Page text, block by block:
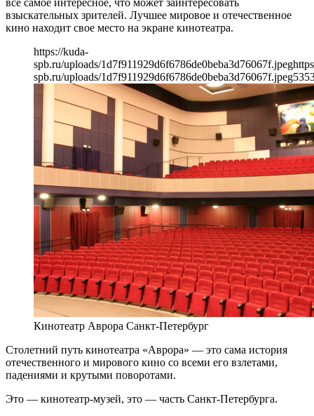
все самое интересное, что может заинтересовать
взыскательных зрителей. Лучшее мировое и отечественное
кино находит свое место на экране кинотеатра.
https://kuda-
spb.ru/uploads/1d7f911929d6f6786de0beba3d76067f.jpeg
spb.ru/uploads/1d7f911929d6f6786de0beba3d76067f.jpeg535
Кинотеатр Аврора Санкт-Петербург
Столетний путь кинотеатра «Аврора» — это сама история
отечественного и мирового кино со всеми его взлетами,
падениями и крутыми поворотами.
Это — кинотеатр-музей, это — часть Санкт-Петербурга.